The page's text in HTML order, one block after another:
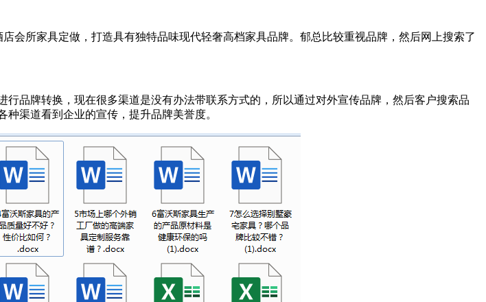
会所家具定做，打造具有独特品味现代轻奢高档家具品牌。郁总比较重视品牌，然后网上搜索了
品牌转换，现在很多渠道是没有办法带联系方式的，所以通过对外宣传品牌，然后客户搜索品
渠道看到企业的宣传，提升品牌美誉度。